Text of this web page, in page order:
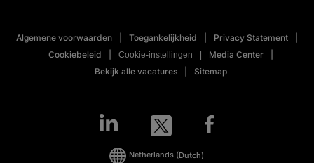
Algemene voorwaarden Toegankelijkheid
Privacy Statement
Cookiebeleid
Cookie-instellingen
Media Center
Bekijk alle vacatures
Sitemap
Netherlands (Dutch)